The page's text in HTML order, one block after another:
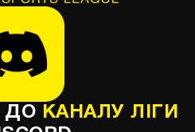
ДО КАНАЛУ ЛІГИ